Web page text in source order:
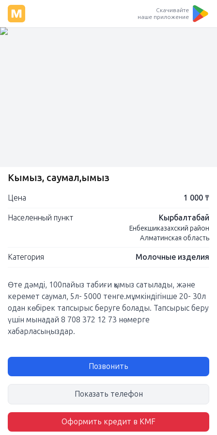
Скачивайте
наше приложение
Кымыз, саумал,қымыз
Цена 1 000 ₸
Населенный пункт Кырбалтабай
Енбекшиказахский район
Алматинская область
Категория Молочные изделия
Өте дәмді, 100пайыз табиғи қымыз сатылады, және
керемет саумал, 5л- 5000 тенге.мұмкіндігінше 20- 30л
одан көбірек тапсырыс беруге болады. Тапсырыс беру
үшін мынадай 8 708 372 12 73 нөмерге
хабарласыңыздар.
Позвонить
Показать телефон
Оформить кредит в KMF